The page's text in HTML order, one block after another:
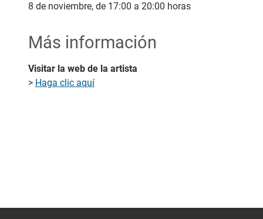
8 de noviembre, de 17:00 a 20:00 horas
Más información
Visitar la web de la artista
> Haga clic aquí